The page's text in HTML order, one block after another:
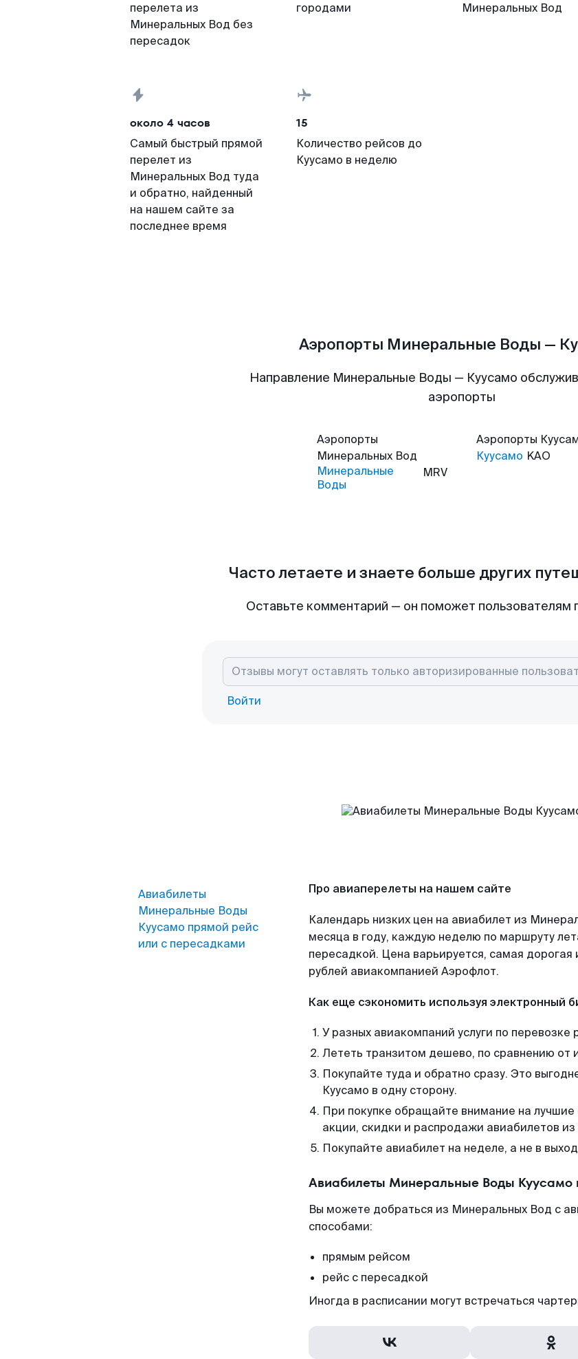
перелета из
Минеральных Вод без
пересадок
городами
Минеральных Вод
около 4 часов
Самый быстрый прямой
перелет из
Минеральных Вод туда
и обратно, найденный
на нашем сайте за
последнее время
15
Количество рейсов до
Куусамо в неделю
Аэропорты Минеральные Воды —
Направление Минеральные Воды — Куусамо
аэропорты
Аэропорты
Минеральных Вод
Минеральные
Воды
MRV
Аэропорты
Куусамо KAO
Часто летаете и знаете больше других
Оставьте комментарий — он поможет пользователям
Войти
Авиабилеты
Минеральные Воды
Куусамо прямой рейс
или с пересадками
Про авиаперелеты на нашем сайте
Календарь низких цен на авиабилет из
месяца в году, каждую неделю по маршруту
пересадкой. Цена варьируется, самая
рублей авиакомпанией Аэрофлот.
Как еще сэкономить используя электронный
У разных авиакомпаний услуги по перевозке
Лететь транзитом дешево, по сравнению от
Покупайте туда и обратно сразу. Это
Куусамо в одну сторону.
При покупке обращайте внимание на
акции, скидки и распродажи авиабилетов из
Покупайте авиабилет на неделе, а не в
Авиабилеты Минеральные Воды Куусамо
Вы можете добраться из Минеральных Вод с
способами:
прямым рейсом
рейс с пересадкой
Иногда в расписании могут встречаться